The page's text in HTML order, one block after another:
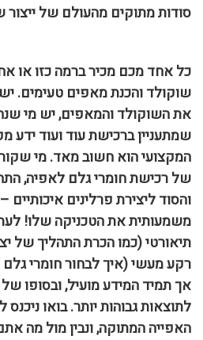
סודות מתוקים מהעולם של ייצור
כל אחד מכם מכיר ברמה כזו או
שוקולד והכנת מאפים טעימים.
את השוקולד והמאפים, יש מי
שמתעניין ברכישת עוד ועוד ידע
המקצועי הוא חשוב מאד. מי
של רכישת חומרי גלם לאפיה,
והסוד ליצירת פרלינים
משמעותית את הטכניקה שלו!
תיאורטי (כמו הכרת התהליך של
רקע מעשי (איך לבחור חומרי
אך תמיד המידע מועיל, ובסופו
לתוצאות גבוהות יותר. בואו
האפייה המתוקה, ונבין מול מה